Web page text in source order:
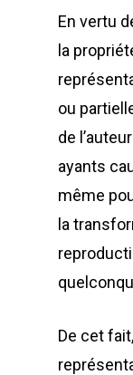
En vertu
la
ou
de
ayants
même
la
De cet